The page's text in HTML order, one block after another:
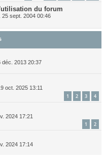
du forum
25 sept. 2004 00:46
déc. 2013 20:37
oct. 2025 13:11
1 2 3 4
2024 17:21
1 2
2024 17:14